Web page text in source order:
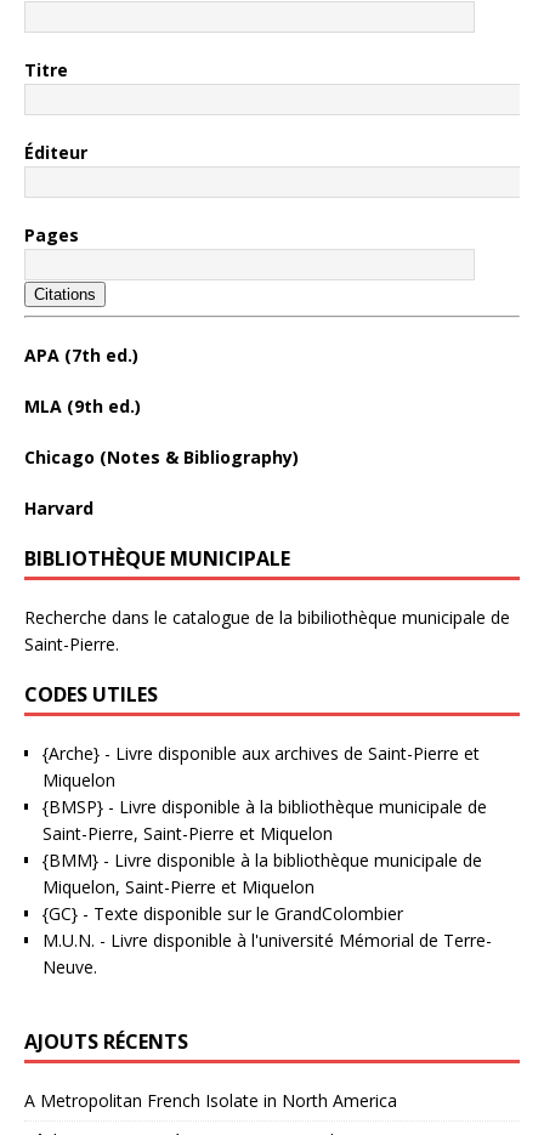
Titre
Éditeur
Pages
Citations
APA (7th ed.)
MLA (9th ed.)
Chicago (Notes & Bibliography)
Harvard
BIBLIOTHÈQUE MUNICIPALE
Recherche dans le catalogue de la bibiliothèque municipale de
Saint-Pierre.
CODES UTILES
{Arche} - Livre disponible aux archives de Saint-Pierre et
Miquelon
{BMSP} - Livre disponible à la bibliothèque municipale de
Saint-Pierre, Saint-Pierre et Miquelon
{BMM} - Livre disponible à la bibliothèque municipale de
Miquelon, Saint-Pierre et Miquelon
{GC} - Texte disponible sur le GrandColombier
M.U.N. - Livre disponible à l'université Mémorial de Terre-
Neuve.
AJOUTS RÉCENTS
A Metropolitan French Isolate in North America